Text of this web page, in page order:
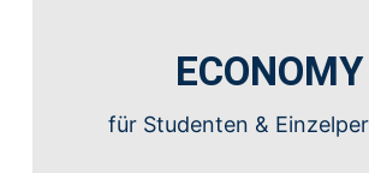
ECONOMY
für Studenten &